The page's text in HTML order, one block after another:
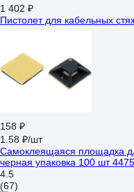
1 402 ₽
Пистолет для кабельных
158 ₽
1.58 ₽/шт
Самоклеящаяся площадка
черная упаковка 100 шт
4.5
(67)